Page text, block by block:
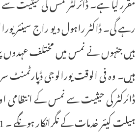
رہے گی۔ ڈاکٹر راہول دیو راج سینئر
ہیں جنہوں نے نمس میں مختلف عہدوں
ہیں۔ وہ فی الوقت یورالوجی ڈپارٹمنٹ
ڈائرکٹر کی حیثیت سے نمس کے انتظامی
ہیلت کیئر خدمات کے نگرانکار ہونگے ۔ 1؍F